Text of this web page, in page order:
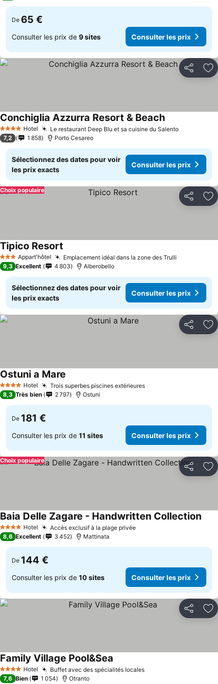
De 65 €
Consulter les prix de 9 sites Consulter les prix
Partager
4 Étoiles Hotel Le restaurant Deep Blu et sa cuisine du Salento
Conchiglia Azzurra Resort & Beach
7,2 1 858 Porto Cesareo
Sélectionnez des dates pour voir
les prix exacts
Consulter les prix
Partager
Choix populaire
3 ÉtoilesAppart'hôtel Emplacement idéal dans la zone des Trulli
Tipico Resort
9,3 Excellent 4 803 Alberobello
Sélectionnez des dates pour voir
les prix exacts
Consulter les prix
Partager
4 Étoiles Hotel Trois superbes piscines extérieures
Ostuni a Mare
8,3 Très bien 2 797 Ostuni
De 181 €
Consulter les prix de 11 sites Consulter les prix
Partager
Choix populaire
4 Étoiles Hotel Accès exclusif à la plage privée
Baia Delle Zagare - Handwritten Collection
8,6 Excellent 3 452 Mattinata
De 144 €
Consulter les prix de 10 sites Consulter les prix
Partager
4 Étoiles Hotel Buffet avec des spécialités locales
Family Village Pool&Sea
7,6 Bien 1 054 Otranto